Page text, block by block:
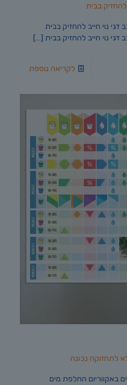
חובב דגי נוי חייב להחזיק בבית
[…]
לקריאה נוספת
לתחזוקה נכונה
באקווריום החלפת מים